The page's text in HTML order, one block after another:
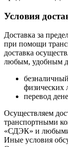
Условия
Доставка за
при помощи
доставка
любым, удобным
физических
перевод
Осуществляем
транспортными
«СДЭК» и любыми
Иные условия